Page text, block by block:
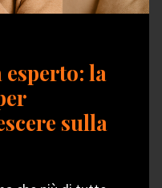
la
sulla